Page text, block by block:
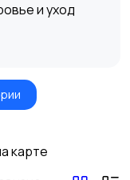
и уход
коляски
карте